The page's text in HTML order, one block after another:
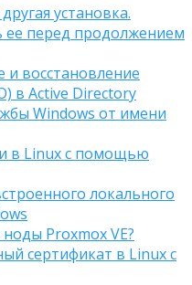
установка.
перед продолжением
и восстановление
в Active Directory
Windows от имени
в Linux с помощью
локального
Proxmox VE?
сертификат в Linux с